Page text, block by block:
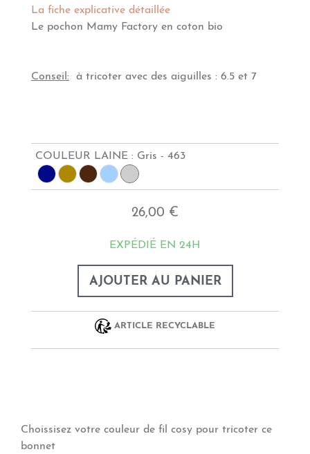
La fiche explicative détaillée
Le pochon Mamy Factory en coton bio
Conseil: à tricoter avec des aiguilles : 6.5 et 7
COULEUR LAINE : Gris - 463
26,00 €
EXPÉDIÉ EN 24H
AJOUTER AU PANIER
ARTICLE RECYCLABLE
Choissisez votre couleur de fil cosy pour tricoter ce
bonnet